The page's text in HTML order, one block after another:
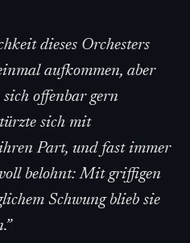
dieses Orchesters
aufkommen, aber
offenbar gern
sich mit
Part, und fast immer
belohnt: Mit griffigen
Schwung blieb sie
”